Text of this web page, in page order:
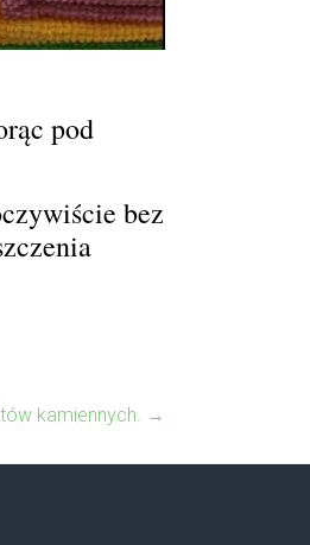
pod
bez
kamiennych. →